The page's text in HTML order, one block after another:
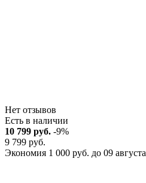
Нет отзывов
Есть в наличии
10 799 руб. -9%
9 799 руб.
Экономия 1 000 руб. до 09 августа